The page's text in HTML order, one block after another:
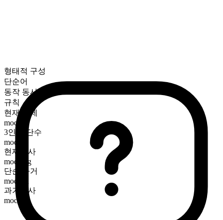
형태적 구성
단순어
동작 동사
규칙
현재 시제
mock
3인칭 단수
mocks
현재분사
mocking
단순 과거
mocked
과거분사
mocked